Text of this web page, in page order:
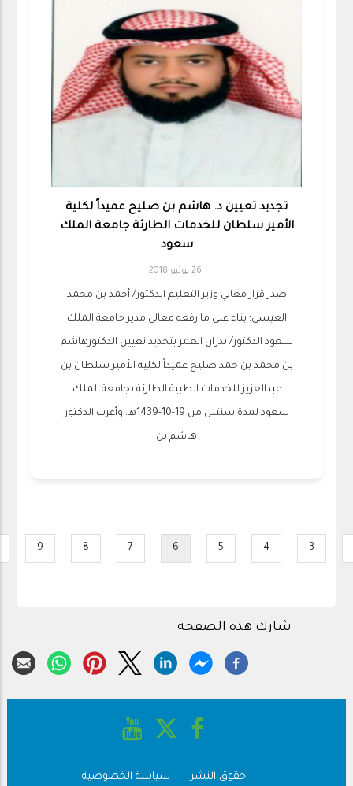
تجديد تعيين د. هاشم بن صليح عميداً لكلية
الأمير سلطان للخدمات الطارئة جامعة الملك
سعود
26 يونيو 2018
صدر قرار معالي وزير التعليم الدكتور/ أحمد بن محمد
العيسى؛ بناء على ما رفعه معالي مدير جامعة الملك
سعود الدكتور/ بدران العمر بتجديد تعيين الدكتورهاشم
بن محمد بن حمد صليح عميداً لكلية الأمير سلطان بن
عبدالعزيز للخدمات الطبية الطارئة بجامعة الملك
سعود لمدة سنتين من 19-10-1439هـ. وأعرب الدكتور
هاشم بن
Pagination
Page
3
Page
4
Page
5
Current
6
Page7
Page
8
Page
9
شارك هذه الصفحة
حقوق النشر سياسة الخصوصية